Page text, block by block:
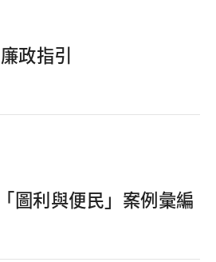
政指引
圖利與便民」案例彙編